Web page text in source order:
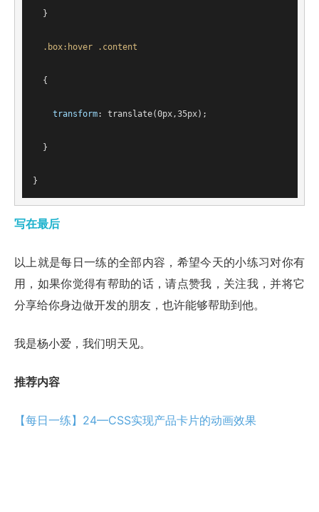
  }
.box:hover .content
  {
transform: translate(0px,35px);
  }
}
写在最后
以上就是每日一练的全部内容，希望今天的小练习对你有
用，如果你觉得有帮助的话，请点赞我，关注我，并将它
分享给你身边做开发的朋友，也许能够帮助到他。
我是杨小爱，我们明天见。
推荐内容
【每日一练】24—CSS实现产品卡片的动画效果